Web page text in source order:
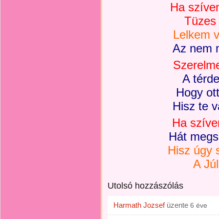
Ha
Tüzes
Lelkem
Az nem
A
Hogy
Hisz te
Ha
Hát
Hisz úgy
A
Utolsó hozzászólás
Harmath Jozsefüzente 6 éve